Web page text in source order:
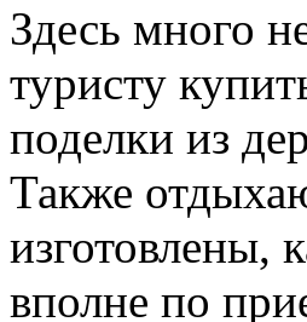
Здесь много
туристу
поделки из
Также
изготовлены,
вполне по